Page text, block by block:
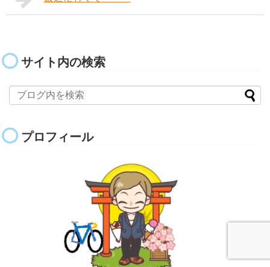
サイト内の検索
プロフィール